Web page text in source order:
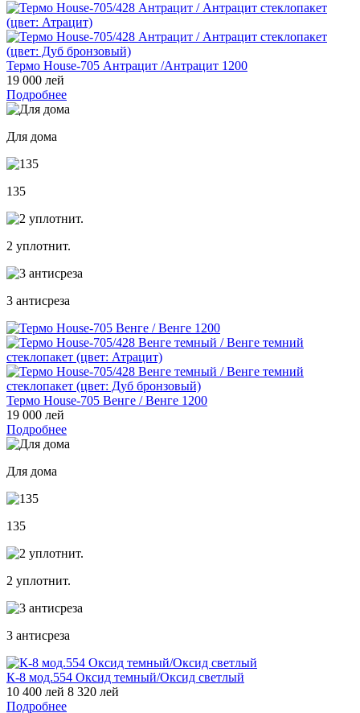
Термо House-705 Антрацит /Антрацит 1200
19 000 лей
Подробнее
Для дома
135
2 уплотнит.
3 антисреза
Термо House-705 Венге / Венге 1200
19 000 лей
Подробнее
Для дома
135
2 уплотнит.
3 антисреза
К-8 мод.554 Оксид темный/Оксид светлый
10 400 лей 8 320 лей
Подробнее